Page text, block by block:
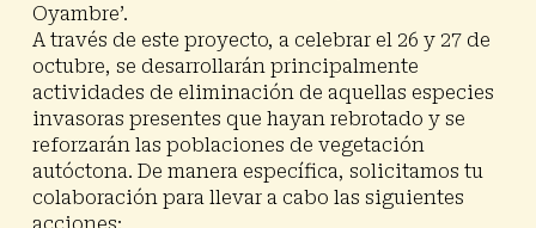
Oyambre’.
A través de este proyecto, a celebrar el 26 y 27 de
octubre, se desarrollarán principalmente
actividades de eliminación de aquellas especies
invasoras presentes que hayan rebrotado y se
reforzarán las poblaciones de vegetación
autóctona. De manera específica, solicitamos tu
colaboración para llevar a cabo las siguientes